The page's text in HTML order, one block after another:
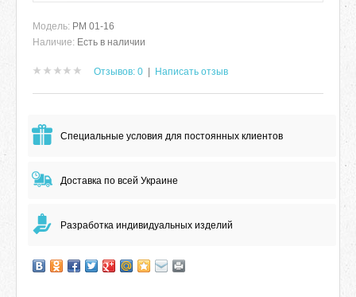
Модель: РМ 01-16
Наличие: Есть в наличии
Отзывов: 0 Написать отзыв
Специальные условия для постоянных клиентов
Доставка по всей Украине
Разработка индивидуальных изделий